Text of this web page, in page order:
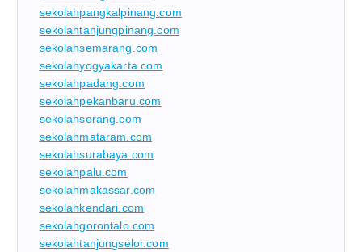
sekolahpangkalpinang.com
sekolahtanjungpinang.com
sekolahsemarang.com
sekolahyogyakarta.com
sekolahpadang.com
sekolahpekanbaru.com
sekolahserang.com
sekolahmataram.com
sekolahsurabaya.com
sekolahpalu.com
sekolahmakassar.com
sekolahkendari.com
sekolahgorontalo.com
sekolahtanjungselor.com